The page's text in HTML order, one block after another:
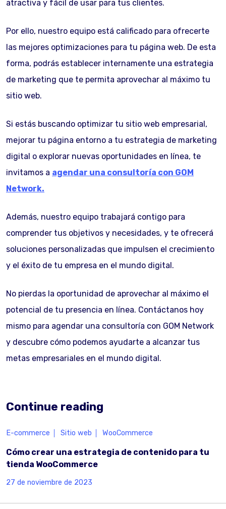
atractiva y fácil de usar para tus clientes.
Por ello, nuestro equipo está calificado para ofrecerte
las mejores optimizaciones para tu página web. De esta
forma, podrás establecer internamente una estrategia
de marketing que te permita aprovechar al máximo tu
sitio web.
Si estás buscando optimizar tu sitio web empresarial,
mejorar tu página entorno a tu estrategia de marketing
digital o explorar nuevas oportunidades en línea, te
invitamos a agendar una consultoría con GOM
Network.
Además, nuestro equipo trabajará contigo para
comprender tus objetivos y necesidades, y te ofrecerá
soluciones personalizadas que impulsen el crecimiento
y el éxito de tu empresa en el mundo digital.
No pierdas la oportunidad de aprovechar al máximo el
potencial de tu presencia en línea. Contáctanos hoy
mismo para agendar una consultoría con GOM Network
y descubre cómo podemos ayudarte a alcanzar tus
metas empresariales en el mundo digital.
Continue reading
E-commerce Sitio web WooCommerce
Cómo crear una estrategia de contenido para tu
tienda WooCommerce
27 de noviembre de 2023